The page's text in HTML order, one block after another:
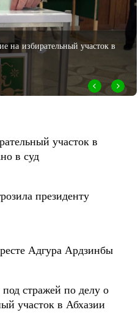
В ЧЕЧНЕ
АКТИВИСТОВ
В АБХАЗИИ
И ПРОТЕСТЫ
на избирательный участок в
участок в
в суд
президенту
Адгура Ардзинбы
стражей по делу о
участок в Абхазии